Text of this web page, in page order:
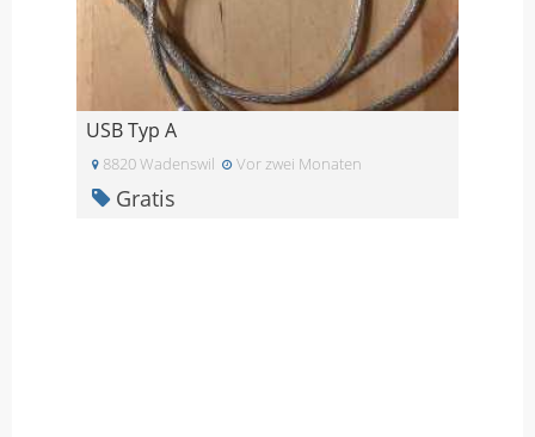
USB Typ A
8820 Wadenswil Vor zwei Monaten
Gratis